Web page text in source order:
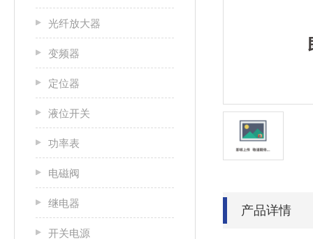
光纤放大器
变频器
定位器
液位开关
功率表
电磁阀
继电器
开关电源
产品详情